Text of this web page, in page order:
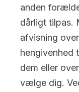
anden
dårligt tilpas.
afvisning
hengivenhed
dem eller
vælge dig.